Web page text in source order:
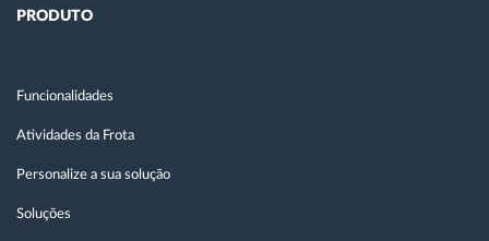
PRODUTO
Funcionalidades
Atividades da Frota
Personalize a sua solução
Soluções